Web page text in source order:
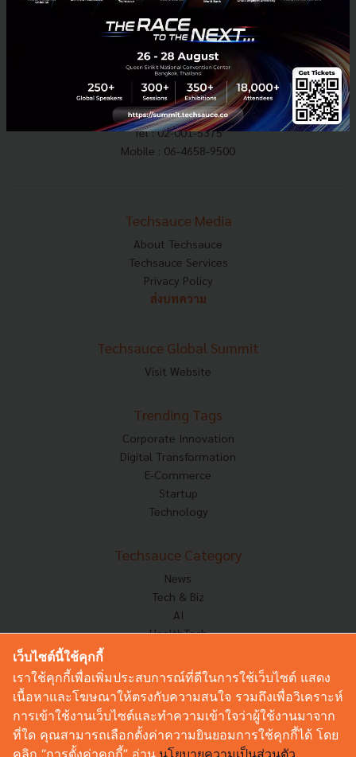
E-mail :contact@techsauce.co
Tel : 02-001-5375
Mobile : 06-4658-9500
Techsauce Media
About Techsauce
Techsauce Services
Privacy Policy
ส่งบทความ
Techsauce Global Summit
Visit Website
Trending Tags
Corporate Innovation
Digital Transformation
E-Commerce
Startup
Technology
Techsauce Category
News
Tech & Biz
AI
HealthTech
Corp Innov
Saucy Thoughts
Based On
Sustainable
Videos
เว็บไซต์นี้ใช้คุกกี้
เราใช้คุกกี้เพื่อเพิ่มประสบการณ์ที่ดีในการใช้เว็บไซต์ แสดง
เนื้อหาและโฆษณาให้ตรงกับความสนใจ รวมถึงเพื่อวิเคราะห์
การเข้าใช้งานเว็บไซต์และทำความเข้าใจว่าผู้ใช้งานมาจาก
ที่ใด คุณสามารถเลือกตั้งค่าความยินยอมการใช้คุกกี้ได้ โดย
คลิก “การตั้งค่าคุกกี้” อ่าน นโยบายความเป็นส่วนตัว